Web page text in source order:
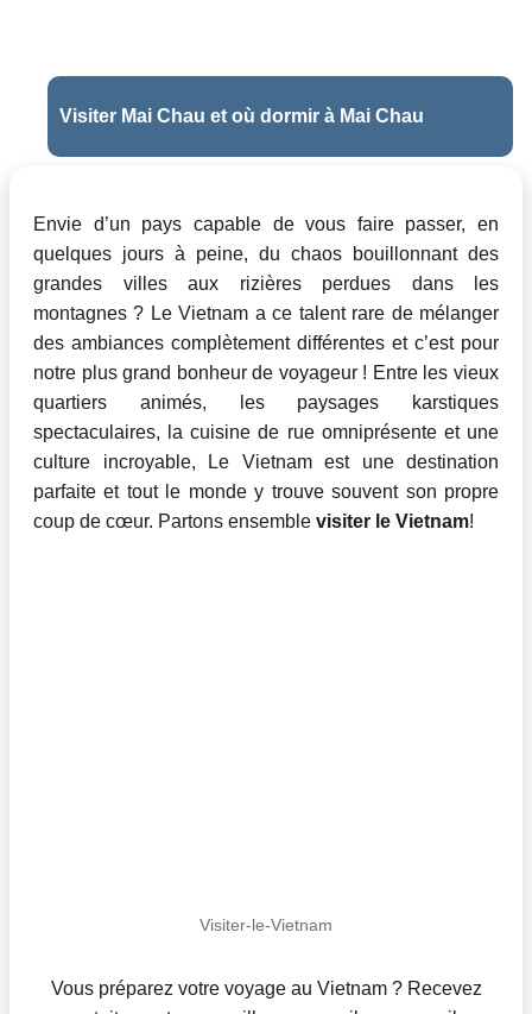
Visiter Mai Chau et où dormir à Mai Chau
Envie d’un pays capable de vous faire passer, en
quelques jours à peine, du chaos bouillonnant des
grandes villes aux rizières perdues dans les
montagnes ? Le Vietnam a ce talent rare de mélanger
des ambiances complètement différentes et c’est pour
notre plus grand bonheur de voyageur ! Entre les vieux
quartiers animés, les paysages karstiques
spectaculaires, la cuisine de rue omniprésente et une
culture incroyable, Le Vietnam est une destination
parfaite et tout le monde y trouve souvent son propre
coup de cœur. Partons ensemble visiter le Vietnam!
Visiter-le-Vietnam
Vous préparez votre voyage au Vietnam ? Recevez